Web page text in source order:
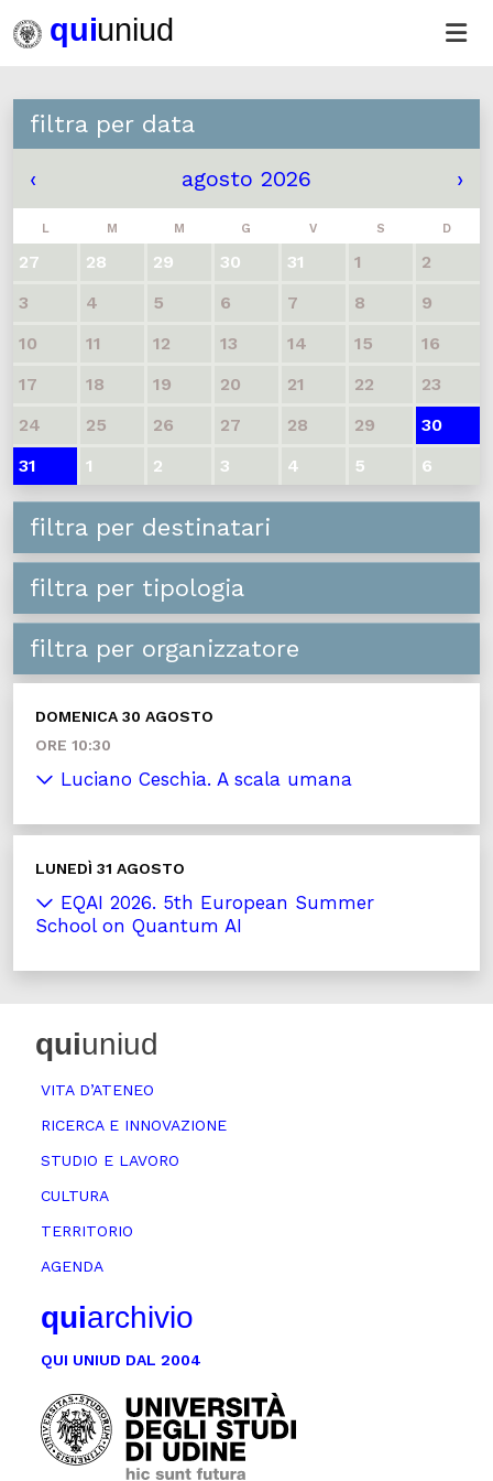
filtra per data
‹ agosto 2026 ›
L M M G V S D
27 28 29 30 31 1
2
3
4 5 6 7 8
9
10
11 12 13 14 15
16
17
18 19 20 21 22
23
24
25 26 27 28 29
30
31
1 2 3 4 5 6
filtra per destinatari
filtra per tipologia
filtra per organizzatore
DOMENICA 30 AGOSTO
ORE 10:30
Luciano Ceschia. A scala umana
LUNEDÌ 31 AGOSTO
EQAI 2026. 5th European Summer
School on Quantum AI
quiuniud
VITA D’ATENEO
RICERCA E INNOVAZIONE
STUDIO E LAVORO
CULTURA
TERRITORIO
AGENDA
quiarchivio
QUI UNIUD DAL 2004